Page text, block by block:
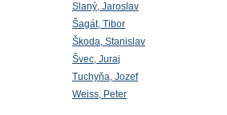
Slaný, Jaroslav
Šagát, Tibor
Škoda, Stanislav
Švec, Juraj
Tuchyňa, Jozef
Weiss, Peter